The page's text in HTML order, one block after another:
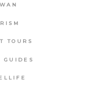
TOURS
GUIDES